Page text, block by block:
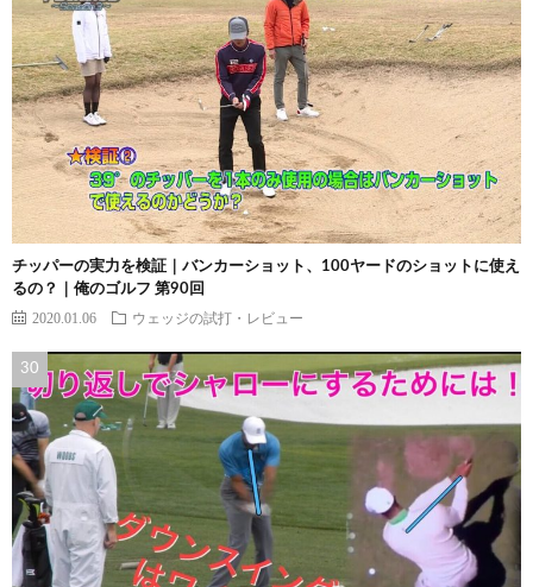
チッパーの実力を検証｜バンカーショット、100ヤードのショットに使え
るの？｜俺のゴルフ 第90回
2020.01.06 ウェッジの試打・レビュー